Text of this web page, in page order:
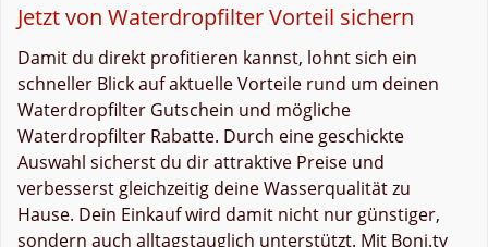
Jetzt von Waterdropfilter Vorteil sichern
Damit du direkt profitieren kannst, lohnt sich ein
schneller Blick auf aktuelle Vorteile rund um deinen
Waterdropfilter Gutschein und mögliche
Waterdropfilter Rabatte. Durch eine geschickte
Auswahl sicherst du dir attraktive Preise und
verbesserst gleichzeitig deine Wasserqualität zu
Hause. Dein Einkauf wird damit nicht nur günstiger,
sondern auch alltagstauglich unterstützt. Mit Boni.tv